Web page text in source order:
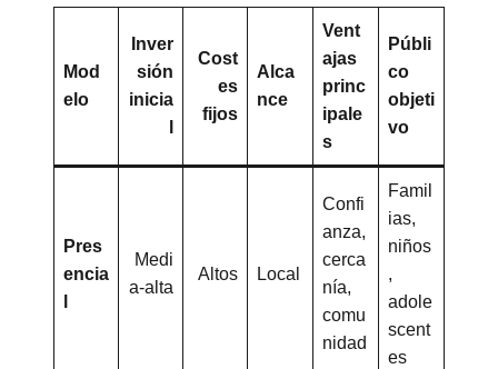
Mod
elo
Inver
sión
inicia
Cost
es
fijos
Alca
nce
Vent
ajas
princ
ipale
s
Públi
co
objeti
vo
Pres
encia
Medi
a-alta
Altos Local
Confi
anza,
cerca
nía,
comu
nidad
Famil
ias,
niños
,
adole
scent
es